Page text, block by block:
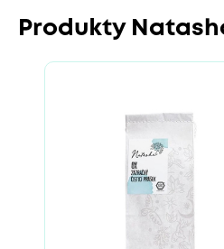
Produkty